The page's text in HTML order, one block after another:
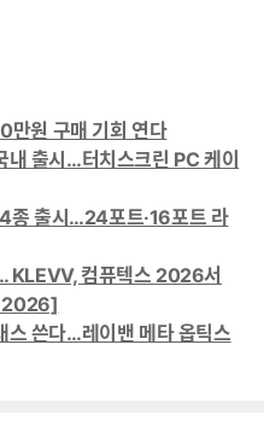
원 구매 기회 연다
출시…터치스크린 PC 케이
종 출시…24포트·16포트 라
컴퓨텍스 2026서
2026]
스 쓴다…레이밴 메타 옵틱스